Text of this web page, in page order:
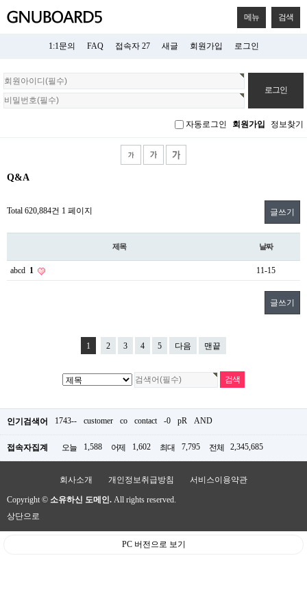
메뉴 검색
1:1문의 FAQ 접속자 27 새글 회원가입 로그인
회
원
로
자동로그인 회원가입 정보찾기
Q&A
Total 620,884건 1 페이지 글쓰기
제목 날짜
abcd 1 11-15
글쓰기
1 2 3 4 5 다음 맨끝
인기검색어 1743-- customer co contact -0 pR AND
접속자집계 오늘 1,588 어제 1,602 최대 7,795 전체 2,345,685
회사소개 개인정보취급방침 서비스이용약관
Copyright © 소유하신 도메인. All rights reserved.
상단으로
PC 버전으로 보기